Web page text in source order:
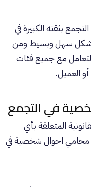
بثقته الكبيرة في
بشكل سهل وبسيط ومن
مع جميع فئات
العميل.
في التجمع
المتعلقة بأي
محامي احوال شخصية في